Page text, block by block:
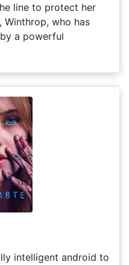
line to protect her
Winthrop, who has
a powerful
intelligent android to